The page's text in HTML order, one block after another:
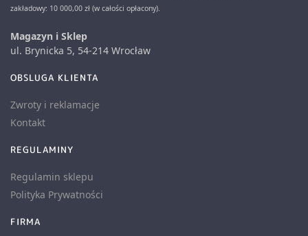
zakładowy: 10 000,00 zł (w całości opłacony).
Magazyn i Sklep
ul. Brynicka 5, 54-214 Wrocław
OBSLUGA KLIENTA
Zwroty i reklamacje
Kontakt
REGULAMINY
Regulamin sklepu
Polityka Prywatności
FIRMA